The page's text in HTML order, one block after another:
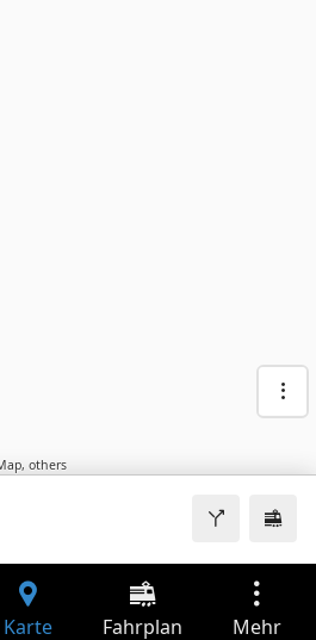
, others
Karte Fahrplan Mehr